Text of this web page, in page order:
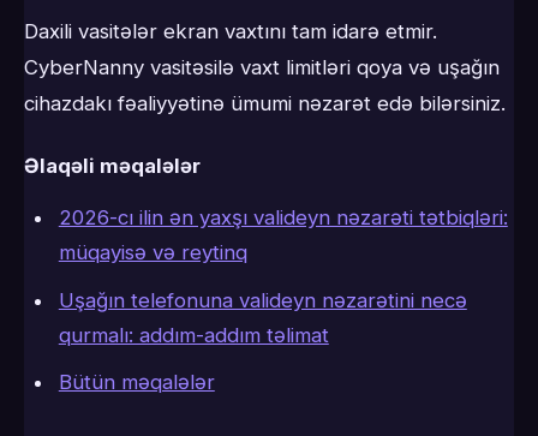
Daxili vasitələr ekran vaxtını tam idarə etmir.
CyberNanny vasitəsilə vaxt limitləri qoya və uşağın
cihazdakı fəaliyyətinə ümumi nəzarət edə bilərsiniz.
Əlaqəli məqalələr
2026-cı ilin ən yaxşı valideyn nəzarəti tətbiqləri:
müqayisə və reytinq
Uşağın telefonuna valideyn nəzarətini necə
qurmalı: addım-addım təlimat
Bütün məqalələr